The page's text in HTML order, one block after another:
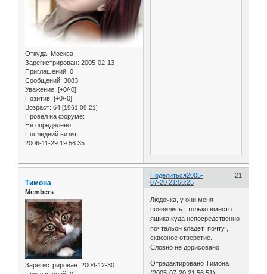
Откуда: Москва
Зарегистрирован: 2005-02-13
Приглашений: 0
Сообщений: 3083
Уважение: [+0/-0]
Позитив: [+0/-0]
Возраст: 64 [1961-09-21]
Провел на форуме:
Не определено
Последний визит:
2006-11-29 19:56:35
Поделиться 21
2005-
07-20 21:56:25
Тимона
Members
Зарегистрирован: 2004-12-30
Людочка, у они меня
появились , только вместо
ящика куда непосредственно
почтальон кладет почту ,
сквозное отверстие.
Словно не дорисовано
Отредактировано Тимона